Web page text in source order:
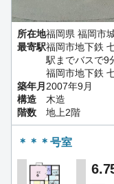
所在地福岡県 福岡市
最寄駅福岡市地下鉄
駅までバスで9
福岡市地下鉄
築年月 2007年9月
構造
木造
階数
地上2階
＊＊＊号室